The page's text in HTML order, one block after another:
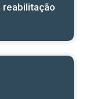
reabilitação